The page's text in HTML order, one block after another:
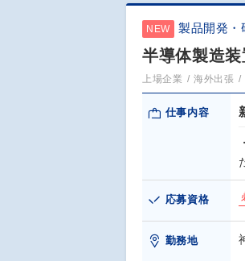
NEW 製品開発・
半導体製造
上場企業 海外出張
仕事内容
応募資格
勤務地